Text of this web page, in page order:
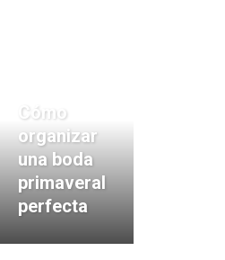
Cómo
organizar
una boda
primaveral
perfecta